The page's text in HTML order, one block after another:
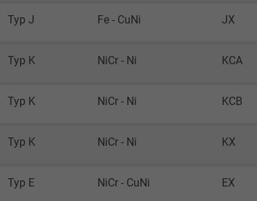
2 Jahre
Erzeugt statistische Daten darüber, wie der
1 Tag
Typ J Fe - CuNi JX
Typ K NiCr - Ni KCA
Typ K NiCr - Ni KCB
Typ K NiCr - Ni KX
Typ E NiCr - CuNi EX